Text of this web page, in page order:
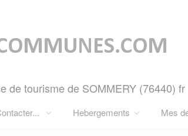
de tourisme de SOMMERY (76440) fr
Hebergements Mes